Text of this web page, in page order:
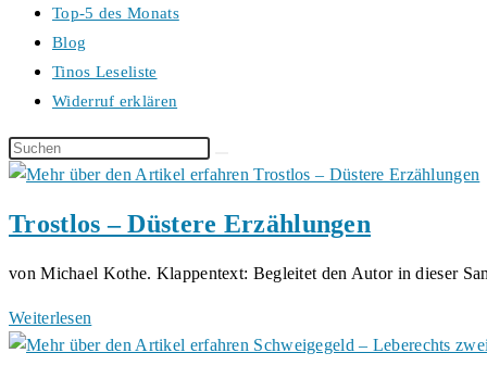
Top-5 des Monats
Blog
Tinos Leseliste
Widerruf erklären
Diese
Website
Trostlos – Düstere Erzählungen
von Michael Kothe. Klappentext: Begleitet den Autor in dieser
Weiterlesen
–